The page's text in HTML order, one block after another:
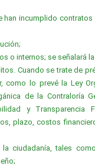
han incumplido contratos
o internos; se señalará
Cuando se trate de
como lo prevé la Ley
de la Contraloría
y Transparencia
plazo, costos
ciudadanía, tales